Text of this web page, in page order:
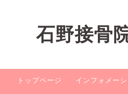
石野接骨
トップページ インフォメー